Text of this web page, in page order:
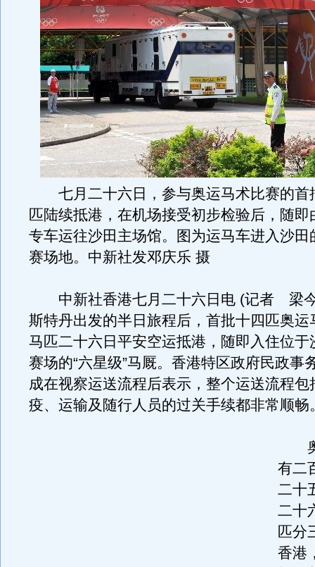
七月二十六日，参与奥运马术比赛的首
匹陆续抵港，在机场接受初步检验后，随即
专车运往沙田主场馆。图为运马车进入沙田
赛场地。中新社发邓庆乐 摄
中新社香港七月二十六日电 (记者 梁
斯特丹出发的半日旅程后，首批十四匹奥运
马匹二十六日平安空运抵港，随即入住位于
赛场的“六星级”马厩。香港特区政府民政事
成在视察运送流程后表示，整个运送流程包
疫、运输及随行人员的过关手续都非常顺畅
奥
有二
二十
二十
匹分
香港